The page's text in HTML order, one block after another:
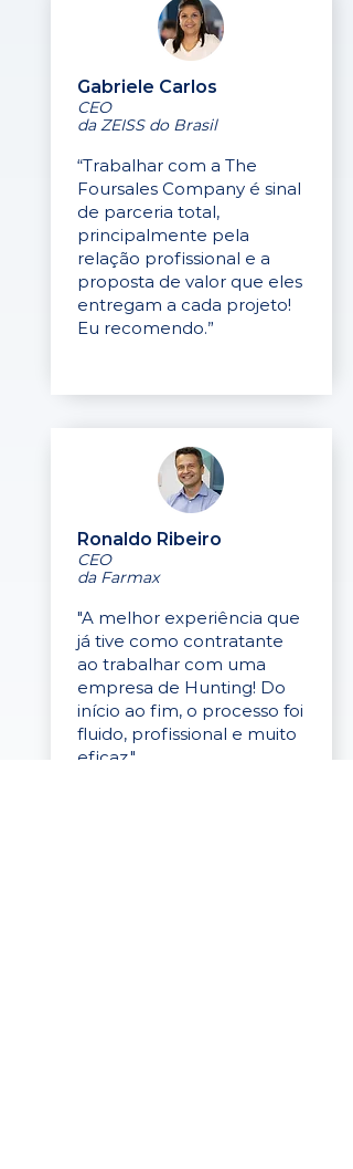
Gabriele Carlos
CEO
da ZEISS do Brasil
“Trabalhar com a The
Foursales Company é sinal
de parceria total,
principalmente pela
relação profissional e a
proposta de valor que eles
entregam a cada projeto!
Eu recomendo.”
Ronaldo Ribeiro
CEO
da Farmax
"A melhor experiência que
já tive como contratante
ao trabalhar com uma
empresa de Hunting! Do
início ao fim, o processo foi
fluido, profissional e muito
eficaz."